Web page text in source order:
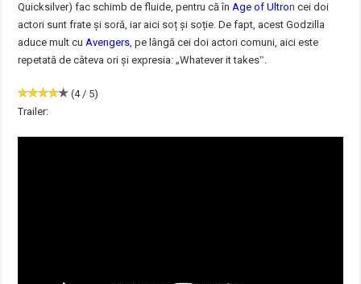
Quicksilver) fac schimb de fluide, pentru că înAge of Ultron cei doi
actori sunt frate și soră, iar aici soț și soție. De fapt, acest Godzilla
aduce mult cuAvengers, pe lângă cei doi actori comuni, aici este
repetată de câteva ori și expresia: „Whatever it takes‟.
(4 / 5)
Trailer: